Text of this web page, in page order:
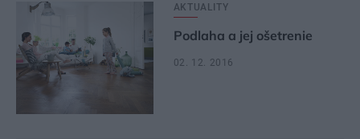
AKTUALITY
Podlaha a jej ošetrenie
02. 12. 2016